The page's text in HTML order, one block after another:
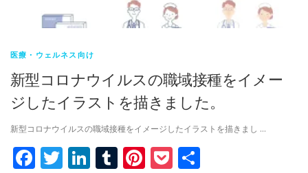
医療・ウェルネス向け
新型コロナウイルスの職域接種をイメー
ジしたイラストを描きました。
新型コロナウイルスの職域接種をイメージしたイラストを描きまし …
Facebook
Twitter
LinkedIn
Tumblr
Pinterest
Pocket